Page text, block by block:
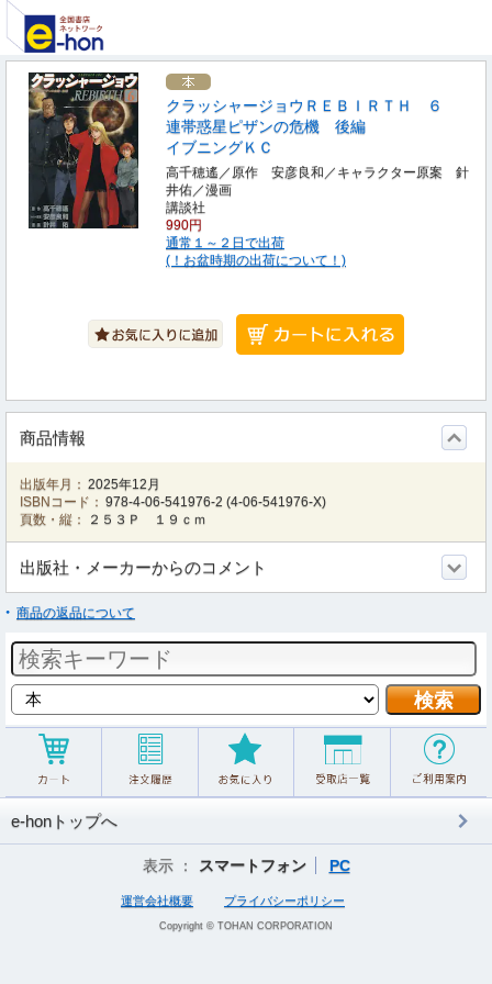
クラッシャージョウＲＥＢＩＲＴＨ ６
連帯惑星ピザンの危機 後編
イブニングＫＣ
高千穂遙／原作 安彦良和／キャラクター原案 針
井佑／漫画
講談社
990円
通常１～２日で出荷
(！お盆時期の出荷について！)
商品情報
出版年月： 2025年12月
ISBNコード： 978-4-06-541976-2 (4-06-541976-X)
頁数・縦：
２５３Ｐ １９ｃｍ
出版社・メーカーからのコメント
商品の返品について
e-honトップへ
表示 ： スマートフォン PC
運営会社概要 プライバシーポリシー
Copyright © TOHAN CORPORATION